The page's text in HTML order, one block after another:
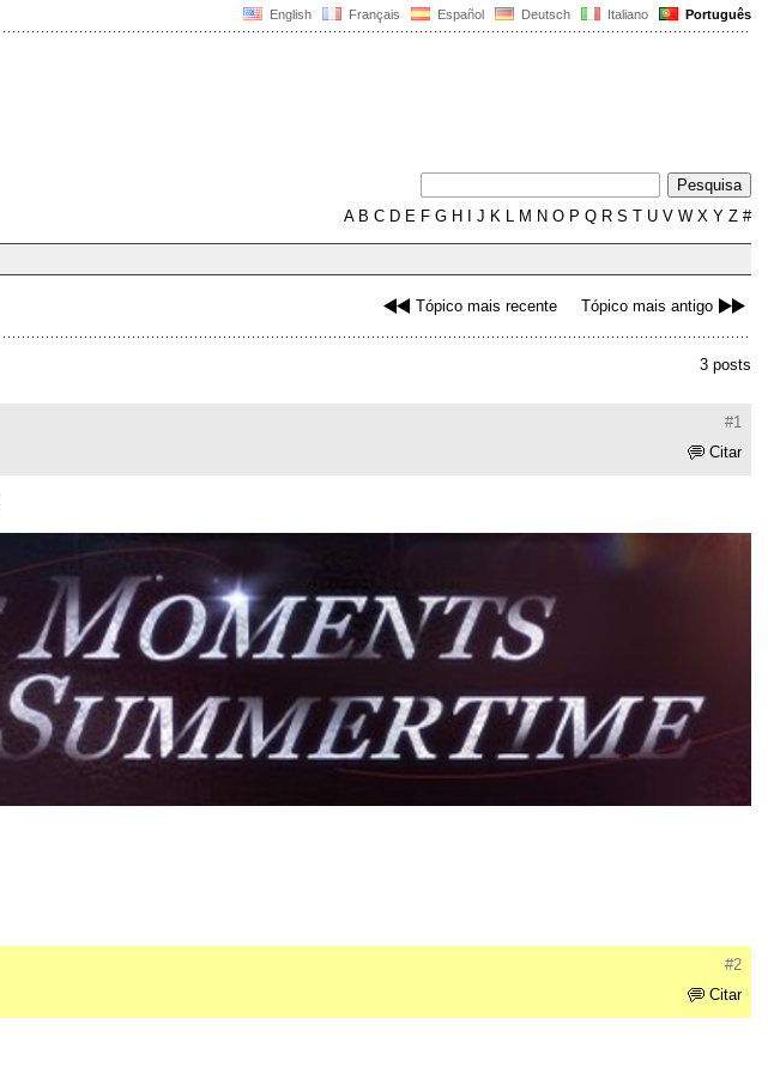
English Français Español Deutsch Italiano Português
AB C D E F G H J K L M N O P Q R S T U V W X Y Z #
Tópico mais recente Tópico mais antigo
3 posts
#1
Citar
#2
Citar